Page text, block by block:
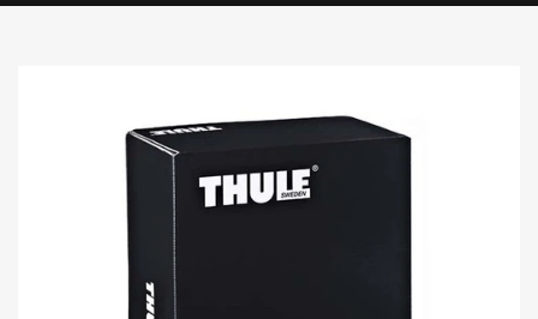
Biludstyr